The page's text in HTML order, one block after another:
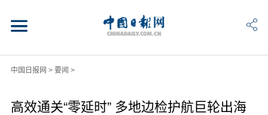
中国日报网 > 要闻 >
高效通关“零延时” 多地边检护航巨轮出海